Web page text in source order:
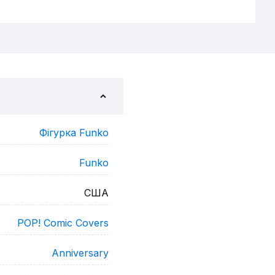
Фігурка Funko
Funko
США
POP! Comic Covers
Anniversary